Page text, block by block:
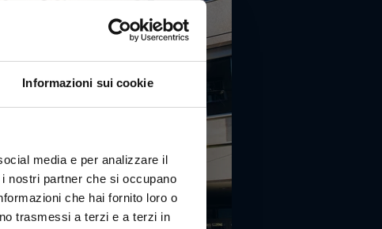
Informazioni sui cookie
media e per analizzare il
nostri partner che si occupano
che hai fornito loro o
trasmessi a terzi e a terzi in